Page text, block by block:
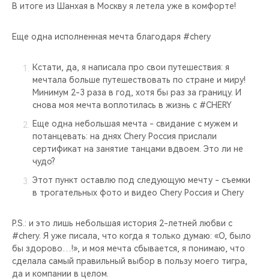
В итоге из Шанхая в Москву я летела уже в комфорте!
Еще одна исполненная мечта благодаря #chery
Кстати, да, я написала про свои путешествия: я
мечтала больше путешествовать по стране и миру!
Минимум 2-3 раза в год, хотя бы раз за границу. И
снова моя мечта воплотилась в жизнь с #CHERY
Еще одна небольшая мечта - свидание с мужем и
потанцевать: на днях Chery Россия прислали
сертификат на занятие танцами вдвоем. Это ли не
чудо?
Этот пункт оставлю под следующую мечту - съемки
в трогательных фото и видео Chery Россия и Chery
P.S.: и это лишь небольшая история 2-летней любви с
#chery. Я уже писала, что когда я только думаю: «О, было
бы здорово…!», и моя мечта сбывается, я понимаю, что
сделала самый правильный выбор в пользу моего тигра,
да и компании в целом.